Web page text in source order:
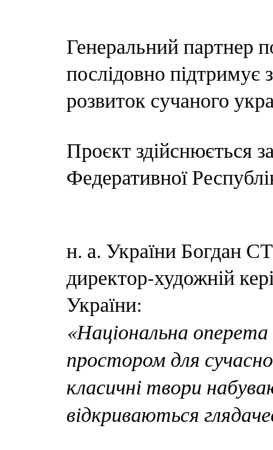
Генеральний партнер
послідовно підтримує
розвиток сучаного
Проєкт здійснюється
Федеративної
н. а. України Богдан
директор-художній
України:
«Національна
простором для
класичні твори
відкриваються